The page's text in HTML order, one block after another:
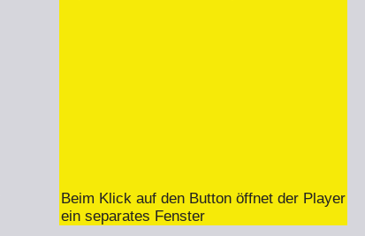
Beim Klick auf den Button öffnet der Player
ein separates Fenster